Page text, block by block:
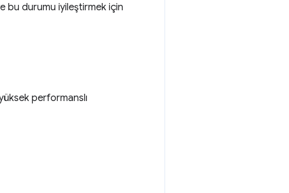
bu durumu iyileştirmek için
performanslı